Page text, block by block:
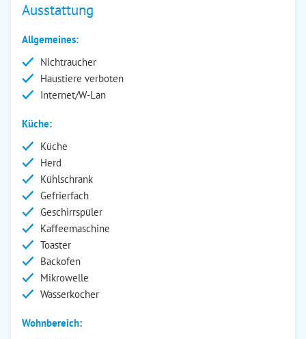
Ausstattung
Allgemeines:
Nichtraucher
Haustiere verboten
Internet/W-Lan
Küche:
Küche
Herd
Kühlschrank
Gefrierfach
Geschirrspüler
Kaffeemaschine
Toaster
Backofen
Mikrowelle
Wasserkocher
Wohnbereich: